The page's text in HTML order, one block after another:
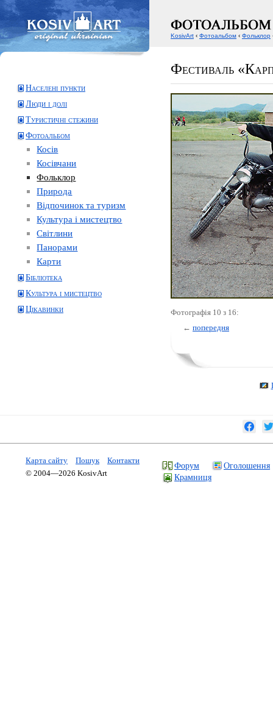
Фестиваль
Населені пункти
Люди і долі
Туристичні стежини
Фотоальбом
Косів
Косівчани
Фольклор
Природа
Відпочинок та туризм
Культура і мистецтво
Світлини
Панорами
Карти
Бібліотека
Культура і мистецтво
Цікавинки
Фотографія 10 з 16:
← попередня
KosivArt ‹ Фотоальбом ‹ Фольклор
Карта сайту Пошук
Контакти
© 2004—2026 KosivArt
Форум
Оголошення
Крамниця